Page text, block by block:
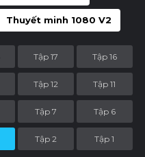
Thuyết minh 1080 V2
Tập 17 Tập 16
Tập 12 Tập 11
Tập 7 Tập 6
Tập 2 Tập 1